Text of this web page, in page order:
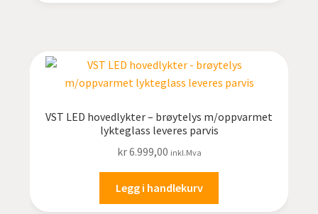
VST LED hovedlykter – brøytelys m/oppvarmet
lykteglass leveres parvis
kr6.999,00 inkl.Mva
Legg i handlekurv